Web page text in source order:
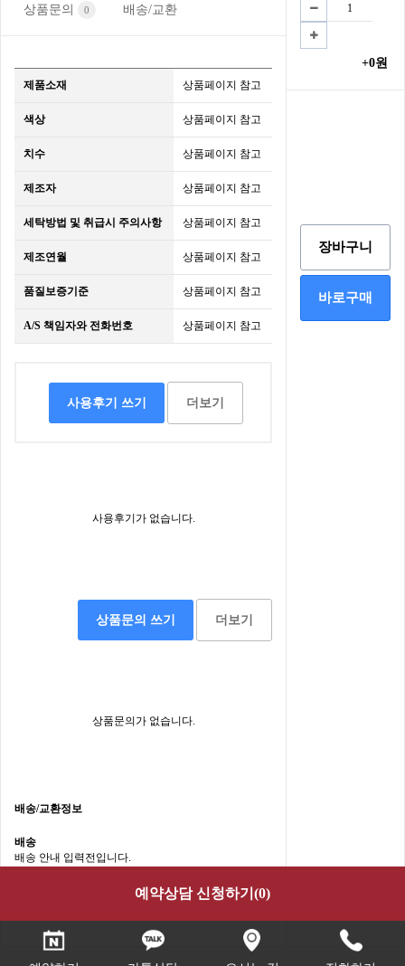
예약상담 신청하기(0)
상품문의 0 배송/교환
제품소재 상품페이지 참고
색상 상품페이지 참고
치수 상품페이지 참고
제조자 상품페이지 참고
세탁방법 및 취급시 주의사항 상품페이지 참고
제조연월 상품페이지 참고
품질보증기준 상품페이지 참고
A/S 책임자와 전화번호 상품페이지 참고
사용후기 쓰기 더보기
사용후기가 없습니다.
상품문의 쓰기 더보기
상품문의가 없습니다.
배송/교환정보
배송
배송 안내 입력전입니다.
+0원
장바구니
바로구매